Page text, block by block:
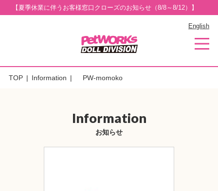
【夏季休業に伴うお客様窓口クローズのお知らせ（8/8～8/12）】
English
TOP Information PW-momoko
Information
お知らせ